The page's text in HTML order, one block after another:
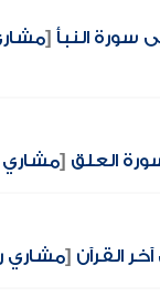
سورة النبأ [
العلق [مشاري
القرآن [مشاري